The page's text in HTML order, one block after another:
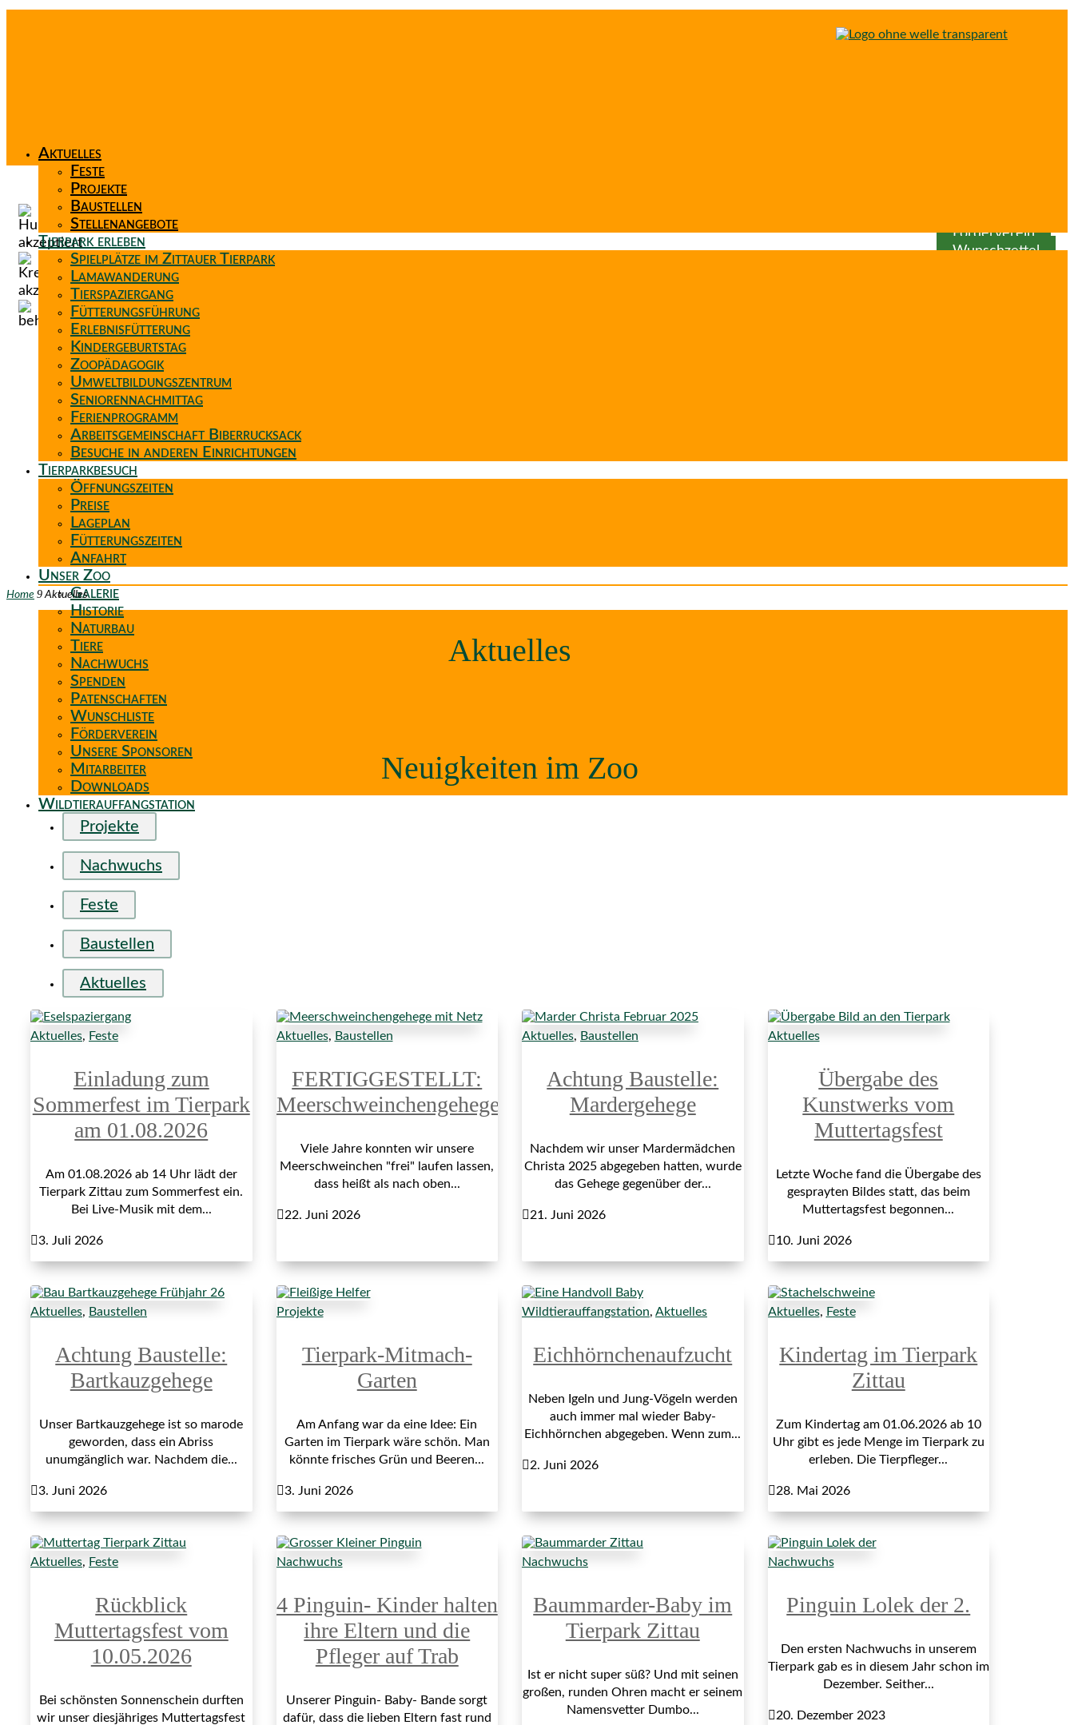
Aktuelles
Feste
Projekte
Baustellen
Stellenangebote
Tierpark erleben
Spielplätze im Zittauer Tierpark
Lamawanderung
Tierspaziergang
Fütterungsführung
Erlebnisfütterung
Kindergeburtstag
Zoopädagogik
Umweltbildungszentrum
Seniorennachmittag
Ferienprogramm
Arbeitsgemeinschaft Biberrucksack
Besuche in anderen Einrichtungen
Tierparkbesuch
Öffnungszeiten
Preise
Lageplan
Fütterungszeiten
Anfahrt
Unser Zoo
Galerie
Historie
Naturbau
Tiere
Nachwuchs
Spenden
Patenschaften
Wunschliste
Förderverein
Unsere Sponsoren
Mitarbeiter
Downloads
Wildtierauffangstation
Förderverein
Wunschzettel
Home 9 Aktuelles
Aktuelles
Neuigkeiten im Zoo
Projekte
Nachwuchs
Feste
Baustellen
Aktuelles
Aktuelles, Feste
Einladung zum
Sommerfest im Tierpark
am 01.08.2026
Am 01.08.2026 ab 14 Uhr lädt der
Tierpark Zittau zum Sommerfest ein.
Bei Live-Musik mit dem...
3. Juli 2026
Aktuelles, Baustellen
FERTIGGESTELLT:
Meerschweinchengehege
Viele Jahre konnten wir unsere
Meerschweinchen "frei" laufen lassen,
dass heißt als nach oben...
22. Juni 2026
Aktuelles, Baustellen
Achtung Baustelle:
Mardergehege
Nachdem wir unser Mardermädchen
Christa 2025 abgegeben hatten, wurde
das Gehege gegenüber der...
21. Juni 2026
Aktuelles
Übergabe des
Kunstwerks vom
Muttertagsfest
Letzte Woche fand die Übergabe des
gesprayten Bildes statt, das beim
Muttertagsfest begonnen...
10. Juni 2026
Aktuelles, Baustellen
Achtung Baustelle:
Bartkauzgehege
Unser Bartkauzgehege ist so marode
geworden, dass ein Abriss
unumgänglich war. Nachdem die...
3. Juni 2026
Projekte
Tierpark-Mitmach-
Garten
Am Anfang war da eine Idee: Ein
Garten im Tierpark wäre schön. Man
könnte frisches Grün und Beeren...
3. Juni 2026
Wildtierauffangstation, Aktuelles
Eichhörnchenaufzucht
Neben Igeln und Jung-Vögeln werden
auch immer mal wieder Baby-
Eichhörnchen abgegeben. Wenn zum...
2. Juni 2026
Aktuelles, Feste
Kindertag im Tierpark
Zittau
Zum Kindertag am 01.06.2026 ab 10
Uhr gibt es jede Menge im Tierpark zu
erleben. Die Tierpfleger...
28. Mai 2026
Aktuelles, Feste
Rückblick
Muttertagsfest vom
10.05.2026
Bei schönsten Sonnenschein durften
wir unser diesjähriges Muttertagsfest
Nachwuchs
4 Pinguin- Kinder halten
ihre Eltern und die
Pfleger auf Trab
Unserer Pinguin- Baby- Bande sorgt
dafür, dass die lieben Eltern fast rund
Nachwuchs
Baummarder-Baby im
Tierpark Zittau
Ist er nicht super süß? Und mit seinen
großen, runden Ohren macht er seinem
Namensvetter Dumbo...
Nachwuchs
Pinguin Lolek der 2.
Den ersten Nachwuchs in unserem
Tierpark gab es in diesem Jahr schon im
Dezember. Seither...
20. Dezember 2023